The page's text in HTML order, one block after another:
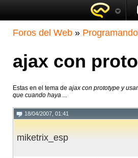
Foros del Web »
ajax con
Estas en el tema de ajax con prototype y
que cuando haya ...
18/04/2007, 01:41
miketrix_esp